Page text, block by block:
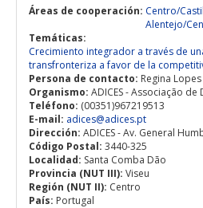
Communication
Documents
Project Management
Links
Áreas de cooperación: Centro/
Alentejo/
Temáticas:
Crecimiento integrador a través de
transfronteriza a favor de la
Persona de contacto: Regina Lopes
Organismo: ADICES - Associação
Teléfono: (00351)967219513
E-mail: adices@adices.pt
Dirección: ADICES - Av. General
Código Postal: 3440-325
Localidad: Santa Comba Dão
Provincia (NUT III): Viseu
Región (NUT II): Centro
País: Portugal